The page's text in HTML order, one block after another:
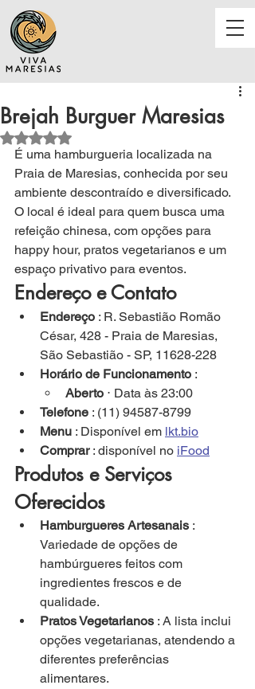
Brejah Burguer Maresias
Avaliado com NaN de 5 estrelas.
É uma hamburgueria localizada na
Praia de Maresias, conhecida por seu
ambiente descontraído e diversificado.
O local é ideal para quem busca uma
refeição chinesa, com opções para
happy hour, pratos vegetarianos e um
espaço privativo para eventos.
Endereço e Contato
Endereço : R. Sebastião Romão
César, 428 - Praia de Maresias,
São Sebastião - SP, 11628-228
Horário de Funcionamento :
Aberto ⋅ Data às 23:00
Telefone : (11) 94587-8799
Menu : Disponível em lkt.bio
Comprar : disponível no iFood
Produtos e Serviços
Oferecidos
Hamburgueres Artesanais :
Variedade de opções de
hambúrgueres feitos com
ingredientes frescos e de
qualidade.
Pratos Vegetarianos : A lista inclui
opções vegetarianas, atendendo a
diferentes preferências
alimentares.